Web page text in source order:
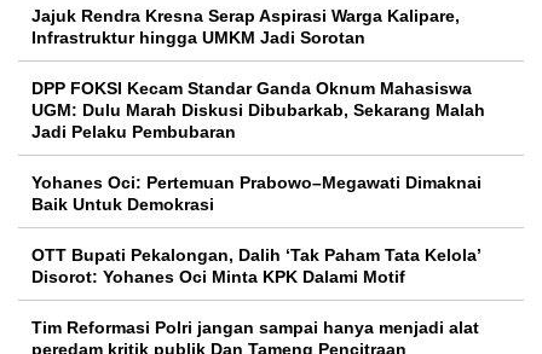
Jajuk Rendra Kresna Serap Aspirasi Warga Kalipare,
Infrastruktur hingga UMKM Jadi Sorotan
DPP FOKSI Kecam Standar Ganda Oknum Mahasiswa
UGM: Dulu Marah Diskusi Dibubarkab, Sekarang Malah
Jadi Pelaku Pembubaran
Yohanes Oci: Pertemuan Prabowo–Megawati Dimaknai
Baik Untuk Demokrasi
OTT Bupati Pekalongan, Dalih ‘Tak Paham Tata Kelola’
Disorot: Yohanes Oci Minta KPK Dalami Motif
Tim Reformasi Polri jangan sampai hanya menjadi alat
peredam kritik publik Dan Tameng Pencitraan